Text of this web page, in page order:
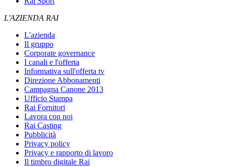
L'AZIENDA RAI
L'azienda
Il gruppo
Corporate governance
I canali e l'offerta
Informativa sull'offerta tv
Direzione Abbonamenti
Campagna Canone 2013
Ufficio Stampa
Rai Fornitori
Lavora con noi
Rai Casting
Pubblicità
Privacy policy
Privacy e rapporto di lavoro
Il timbro digitale Rai